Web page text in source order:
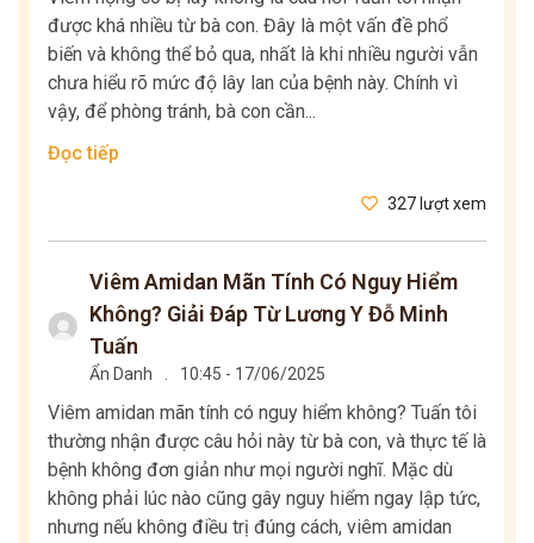
được khá nhiều từ bà con. Đây là một vấn đề phổ
biến và không thể bỏ qua, nhất là khi nhiều người vẫn
chưa hiểu rõ mức độ lây lan của bệnh này. Chính vì
vậy, để phòng tránh, bà con cần...
Đọc tiếp
327 lượt xem
Viêm Amidan Mãn Tính Có Nguy Hiểm
Không? Giải Đáp Từ Lương Y Đỗ Minh
Tuấn
Ẩn Danh 10:45 - 17/06/2025
Viêm amidan mãn tính có nguy hiểm không? Tuấn tôi
thường nhận được câu hỏi này từ bà con, và thực tế là
bệnh không đơn giản như mọi người nghĩ. Mặc dù
không phải lúc nào cũng gây nguy hiểm ngay lập tức,
nhưng nếu không điều trị đúng cách, viêm amidan